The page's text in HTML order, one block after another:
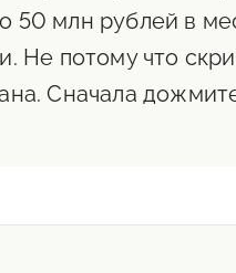
50 млн рублей в
Не потому что
Сначала